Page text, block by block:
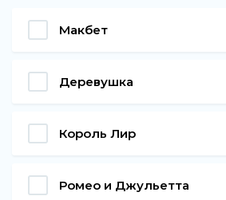
Макбет
Деревушка
Король Лир
Ромео и Джульетта